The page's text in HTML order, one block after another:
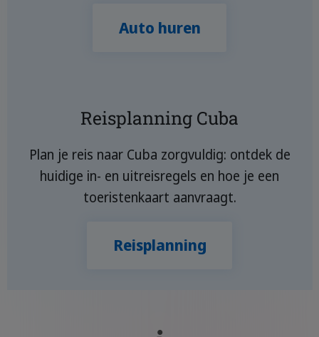
Auto huren
Reisplanning Cuba
Plan je reis naar Cuba zorgvuldig: ontdek de
huidige in- en uitreisregels en hoe je een
toeristenkaart aanvraagt.
Reisplanning